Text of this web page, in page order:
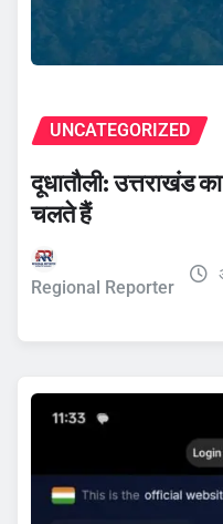
UNCATEGORIZED
दूधातौली: उत्तराखंड
चलते हैं
Regional Reporter